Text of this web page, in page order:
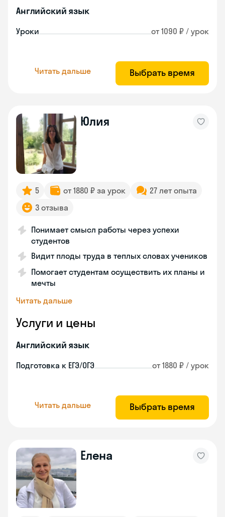
Английский язык
Уроки от 1090 ₽ / урок
Читать дальше Выбрать время
Юлия
5 от 1880 ₽ за урок
27 лет опыта
3 отзыва
Понимает смысл работы через успехи
студентов
Видит плоды труда в теплых словах учеников
Помогает студентам осуществить их планы и
мечты
Читать дальше
Услуги и цены
Английский язык
Подготовка к ЕГЭ/ОГЭ от 1880 ₽ / урок
Читать дальше Выбрать время
Елена